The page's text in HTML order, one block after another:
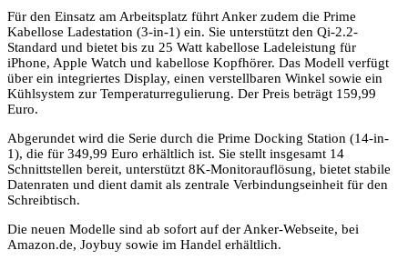
Für den Einsatz am Arbeitsplatz führt Anker zudem die Prime
Kabellose Ladestation (3-in-1) ein. Sie unterstützt den Qi-2.2-
Standard und bietet bis zu 25 Watt kabellose Ladeleistung für
iPhone, Apple Watch und kabellose Kopfhörer. Das Modell verfügt
über ein integriertes Display, einen verstellbaren Winkel sowie ein
Kühlsystem zur Temperaturregulierung. Der Preis beträgt 159,99
Euro.
Abgerundet wird die Serie durch die Prime Docking Station (14-in-
1), die für 349,99 Euro erhältlich ist. Sie stellt insgesamt 14
Schnittstellen bereit, unterstützt 8K-Monitorauflösung, bietet stabile
Datenraten und dient damit als zentrale Verbindungseinheit für den
Schreibtisch.
Die neuen Modelle sind ab sofort auf der Anker-Webseite, bei
Amazon.de, Joybuy sowie im Handel erhältlich.